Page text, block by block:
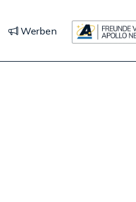
Werben